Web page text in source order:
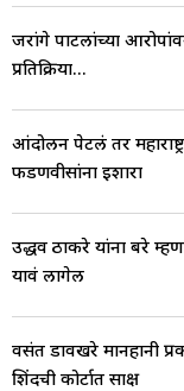
जरांगे पाटलांच्या
प्रतिक्रिया...
आंदोलन पेटलं तर
फडणवीसांना इशारा
उद्धव ठाकरे यांना बरे
यावं लागेल
वसंत डावखरे मानहानी
शिंदेंची कोर्टात साक्ष